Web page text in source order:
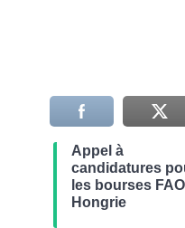
Appel à
candidatures
les bourses
Hongrie